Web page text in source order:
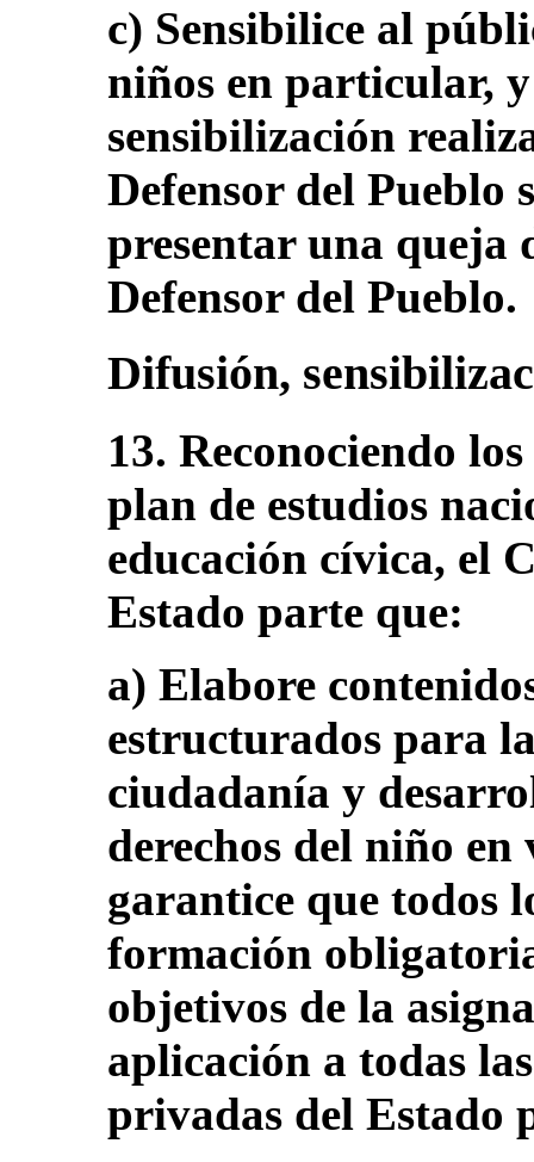
c) Sensibilice al
niños en particular, y
sensibilización
Defensor del Pueblo
presentar una queja
Defensor del Pueblo.
Difusión,
13. Reconociendo
plan de estudios
educación cívica, el
Estado parte que:
a) Elabore
estructurados para
ciudadanía y
derechos del niño
garantice que todos
formación
objetivos de la
aplicación a todas
privadas del Estado